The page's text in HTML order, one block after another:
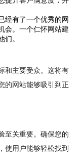
经有了一个优秀的网
会。一个仁怀网站建
。
和主要受众。这将有
的网站能够吸引到正
至关重要。确保您的
使用户能够轻松找到